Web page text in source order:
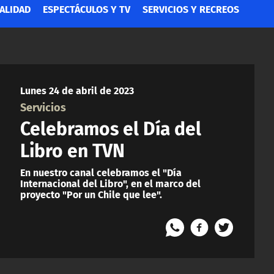
ESPECTÁCULOS Y TV SERVICIOS Y RECREOS
Lunes 24 de abril de 2023
Servicios
Celebramos el Día del
Libro en TVN
En nuestro canal celebramos el "Día
Internacional del Libro", en el marco del
proyecto "Por un Chile que lee".